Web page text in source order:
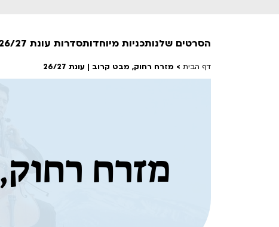
הסרטים שלנו
לילדים ולכל המשפחה
הקרנות על פופים
תכניות מיוחדותסדרות עונת 26/27
דף הבית > מזרח רחוק, מבט קרוב | עונת 26/27
מזרח רחוק,